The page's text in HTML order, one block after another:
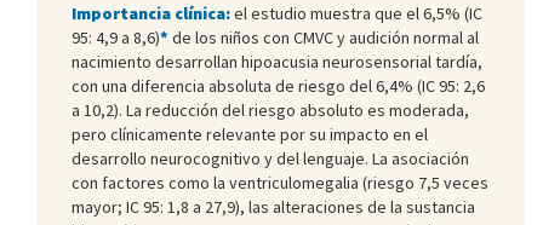
Importancia clínica:el estudio muestra que el 6,5% (IC
95: 4,9 a 8,6)* de los niños con CMVC y audición normal al
nacimiento desarrollan hipoacusia neurosensorial tardía,
con una diferencia absoluta de riesgo del 6,4% (IC 95: 2,6
a 10,2). La reducción del riesgo absoluto es moderada,
pero clínicamente relevante por su impacto en el
desarrollo neurocognitivo y del lenguaje. La asociación
con factores como la ventriculomegalia (riesgo 7,5 veces
mayor; IC 95: 1,8 a 27,9), las alteraciones de la sustancia